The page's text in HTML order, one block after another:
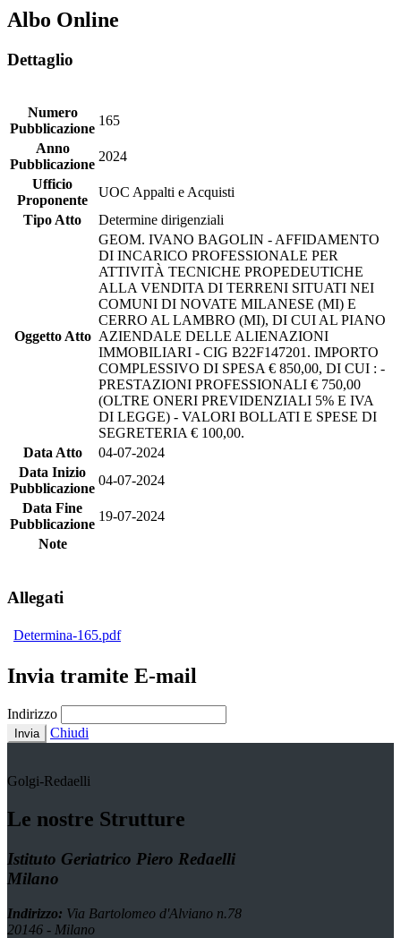
Albo Online
Dettaglio
Numero
Pubblicazione
165
Anno
Pubblicazione
2024
Ufficio
Proponente
UOC Appalti e Acquisti
Tipo Atto
Determine dirigenziali
Oggetto Atto
GEOM. IVANO BAGOLIN - AFFIDAMENTO
DI INCARICO PROFESSIONALE PER
ATTIVITÀ TECNICHE PROPEDEUTICHE
ALLA VENDITA DI TERRENI SITUATI NEI
COMUNI DI NOVATE MILANESE (MI) E
CERRO AL LAMBRO (MI), DI CUI AL PIANO
AZIENDALE DELLE ALIENAZIONI
IMMOBILIARI - CIG B22F147201. IMPORTO
COMPLESSIVO DI SPESA € 850,00, DI CUI : -
PRESTAZIONI PROFESSIONALI € 750,00
(OLTRE ONERI PREVIDENZIALI 5% E IVA
DI LEGGE) - VALORI BOLLATI E SPESE DI
SEGRETERIA € 100,00.
Data Atto
04-07-2024
Data Inizio
Pubblicazione
04-07-2024
Data Fine
Pubblicazione
19-07-2024
Note
Allegati
Determina-165.pdf
Invia tramite E-mail
Indirizzo
Invia Chiudi
Golgi-Redaelli
Le nostre Strutture
Istituto Geriatrico Piero Redaelli
Milano
Indirizzo: Via Bartolomeo d'Alviano n.78
20146 - Milano